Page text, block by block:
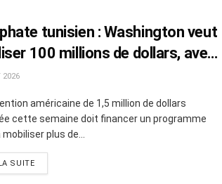
tunisien : Washington veut
100 millions de dollars, avec
en toile de fond
2026
américaine de 1,5 million de dollars
cette semaine doit financer un programme
plus de...
SUITE